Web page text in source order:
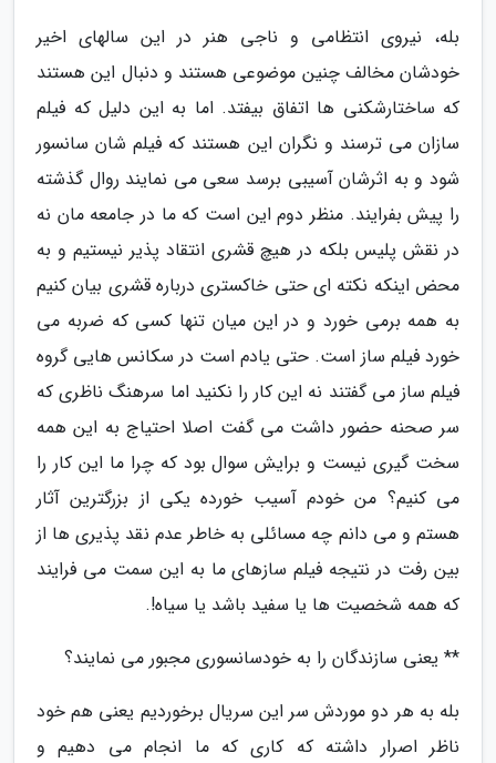
بله، نیروی انتظامی و ناجی هنر در این سالهای اخیر
خودشان مخالف چنین موضوعی هستند و دنبال این هستند
که ساختارشکنی ها اتفاق بیفتد. اما به این دلیل که فیلم
سازان می ترسند و نگران این هستند که فیلم شان سانسور
شود و به اثرشان آسیبی برسد سعی می نمایند روال گذشته
را پیش بفرایند. منظر دوم این است که ما در جامعه مان نه
در نقش پلیس بلکه در هیچ قشری انتقاد پذیر نیستیم و به
محض اینکه نکته ای حتی خاکستری درباره قشری بیان کنیم
به همه برمی خورد و در این میان تنها کسی که ضربه می
خورد فیلم ساز است. حتی یادم است در سکانس هایی گروه
فیلم ساز می گفتند نه این کار را نکنید اما سرهنگ ناظری که
سر صحنه حضور داشت می گفت اصلا احتیاج به این همه
سخت گیری نیست و برایش سوال بود که چرا ما این کار را
می کنیم؟ من خودم آسیب خورده یکی از بزرگترین آثار
هستم و می دانم چه مسائلی به خاطر عدم نقد پذیری ها از
بین رفت در نتیجه فیلم سازهای ما به این سمت می فرایند
که همه شخصیت ها یا سفید باشد یا سیاه!.
** یعنی سازندگان را به خودسانسوری مجبور می نمایند؟
بله به هر دو موردش سر این سریال برخوردیم یعنی هم خود
ناظر اصرار داشته که کاری که ما انجام می دهیم و